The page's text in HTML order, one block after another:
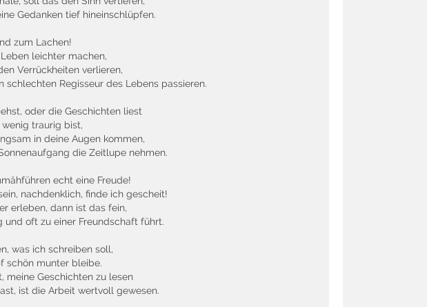
Gedanken tief hineinschlüpfen.
zum Lachen!
leichter machen,
Verrückheiten verlieren,
Regisseur des Lebens passieren.
oder die Geschichten liest
traurig bist,
in deine Augen kommen,
die Zeitlupe nehmen.
echt eine Freude!
nachdenklich, finde ich gescheit!
erleben, dann ist das fein,
und oft zu einer Freundschaft führt.
was ich schreiben soll,
schön munter bleibe.
meine Geschichten zu lesen
ist die Arbeit wertvoll gewesen.